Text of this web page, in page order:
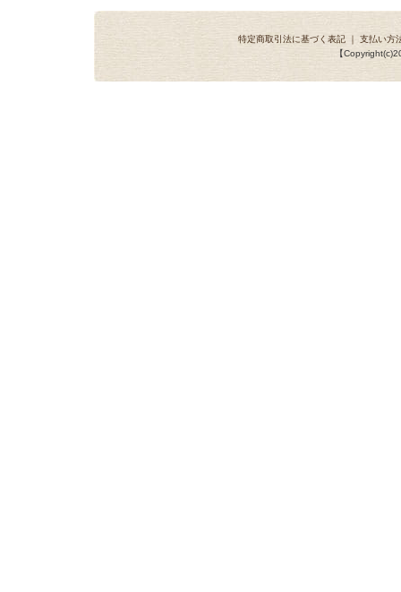
特定商取引法に基づく表記 ｜ 支払い方
【